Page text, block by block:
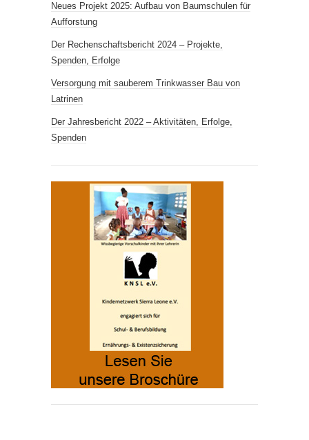
Neues Projekt 2025: Aufbau von Baumschulen für
Aufforstung
Der Rechenschaftsbericht 2024 – Projekte,
Spenden, Erfolge
Versorgung mit sauberem Trink­wasser Bau von
Latrinen
Der Jahresbericht 2022 – Aktivitäten, Erfolge,
Spenden